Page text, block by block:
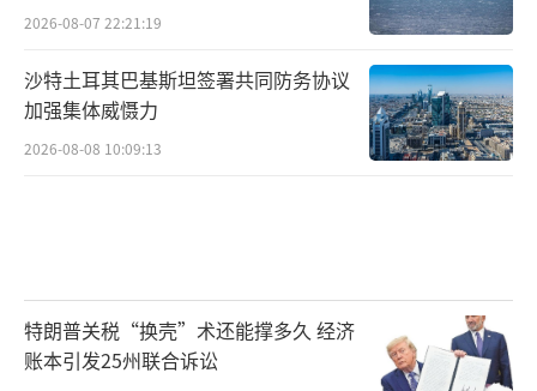
2026-08-07 22:21:19
沙特土耳其巴基斯坦签署共同防务协议
加强集体威慑力
2026-08-08 10:09:13
特朗普关税“换壳”术还能撑多久 经济
账本引发25州联合诉讼